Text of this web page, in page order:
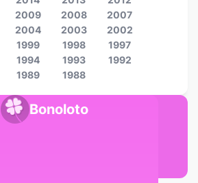
Bonoloto
2009 2008
2007
2004 2003
2002
1999 1998
1997
1994 1993
1992
1989 1988